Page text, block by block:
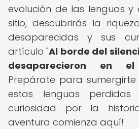
evolución de las lenguas y
sitio, descubrirás la
desaparecidas y sus
artículo "Al borde del
desaparecieron en
Prepárate para
estas lenguas
curiosidad por la
aventura comienza aquí!